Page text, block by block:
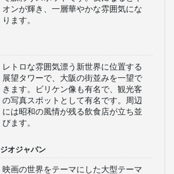
大阪の見どころ
豊臣秀吉が築いた歴史的な城郭で、広
も有名です。展望台からは大阪市内の
ており、大阪の歴史を学ぶことができ